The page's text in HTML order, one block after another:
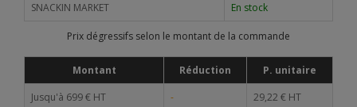
SNACKIN MARKET
En stock
Prix dégressifs selon le montant de la commande
Montant Réduction
P. unitaire
Jusqu'à 699 € HT
- 29,22 € HT